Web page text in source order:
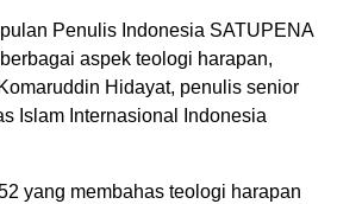
Penulis Indonesia SATUPENA
aspek teologi harapan,
Hidayat, penulis senior
Islam Internasional Indonesia
yang membahas teologi harapan